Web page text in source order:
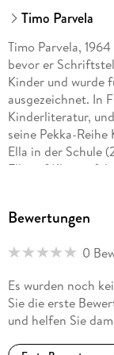
Timo Parvela
Timo Parvela,
bevor er
Kinder und wurde
ausgezeichnet. In
Kinderliteratur,
seine Pekka-
Ella in der Schule
Ella auf
Rennen (2013),
der Nacht (2015),
(2017), Ella und
Freunde als
Wundersmoothie
Schule (2021)
Bewertungen
0
Es wurden noch
Sie die erste
und helfen Sie